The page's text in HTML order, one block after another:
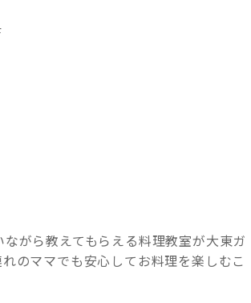
がら教えてもらえる料理教室が大東ガ
のママでも安心してお料理を楽しむこ